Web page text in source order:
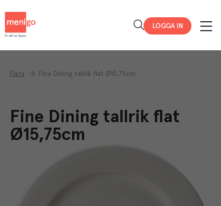
LOGGA IN
Flata Fine Dining tallrik flat Ø15,75cm
Fine Dining tallrik flat
Ø15,75cm